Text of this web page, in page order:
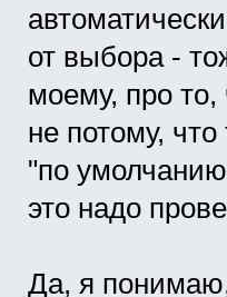
от выбора -
моему, про то,
не потому,
"по
это надо
Да, я